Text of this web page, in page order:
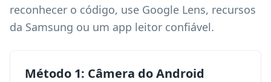
reconhecer o código, use Google Lens, recursos
da Samsung ou um app leitor confiável.
Método 1: Câmera do Android